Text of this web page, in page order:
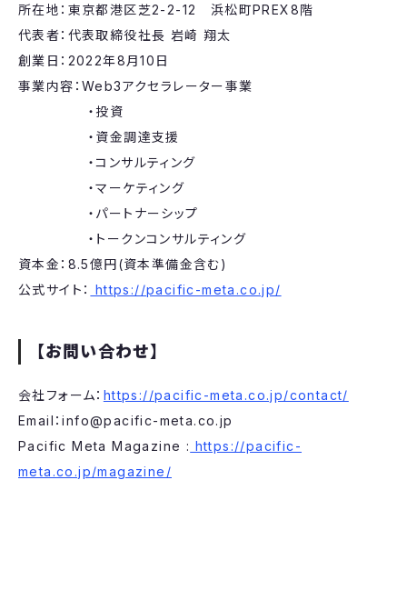
所在地：東京都港区芝2-2-12 浜松町PREX8階
代表者：代表取締役社長 岩崎 翔太
創業日：2022年8月10日
事業内容：Web3アクセラレーター事業
・投資
・資金調達支援
・コンサルティング
・マーケティング
・パートナーシップ
・トークンコンサルティング
資本金：8.5億円(資本準備金含む)
公式サイト： https://pacific-meta.co.jp/
【お問い合わせ】
会社フォーム： https://pacific-meta.co.jp/contact/
Email：info@pacific-meta.co.jp
Pacific Meta Magazine : https://pacific-
meta.co.jp/magazine/